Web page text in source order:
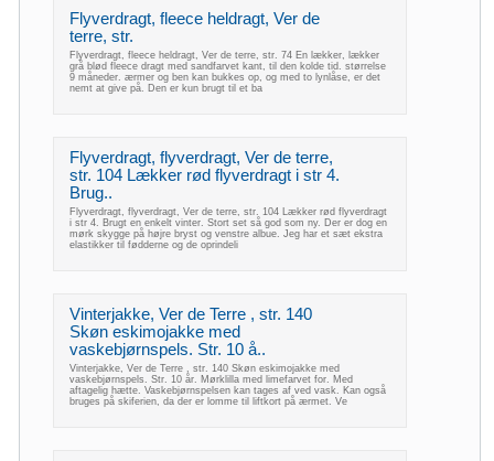
Flyverdragt, fleece heldragt, Ver de
terre, str.
Flyverdragt, fleece heldragt, Ver de terre, str. 74 En lækker, lækker
grå blød fleece dragt med sandfarvet kant, til den kolde tid. størrelse
9 måneder. ærmer og ben kan bukkes op, og med to lynlåse, er det
nemt at give på. Den er kun brugt til et ba
Flyverdragt, flyverdragt, Ver de terre,
str. 104 Lækker rød flyverdragt i str 4.
Brug..
Flyverdragt, flyverdragt, Ver de terre, str. 104 Lækker rød flyverdragt
i str 4. Brugt en enkelt vinter. Stort set så god som ny. Der er dog en
mørk skygge på højre bryst og venstre albue. Jeg har et sæt ekstra
elastikker til fødderne og de oprindeli
Vinterjakke, Ver de Terre , str. 140
Skøn eskimojakke med
vaskebjørnspels. Str. 10 å..
Vinterjakke, Ver de Terre , str. 140 Skøn eskimojakke med
vaskebjørnspels. Str. 10 år. Mørklilla med limefarvet for. Med
aftagelig hætte. Vaskebjørnspelsen kan tages af ved vask. Kan også
bruges på skiferien, da der er lomme til liftkort på ærmet. Ve